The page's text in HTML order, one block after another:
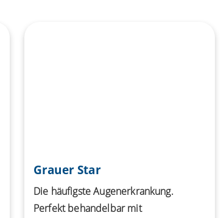
Grauer Star
Die häufigste Augenerkrankung.
Perfekt behandelbar mit